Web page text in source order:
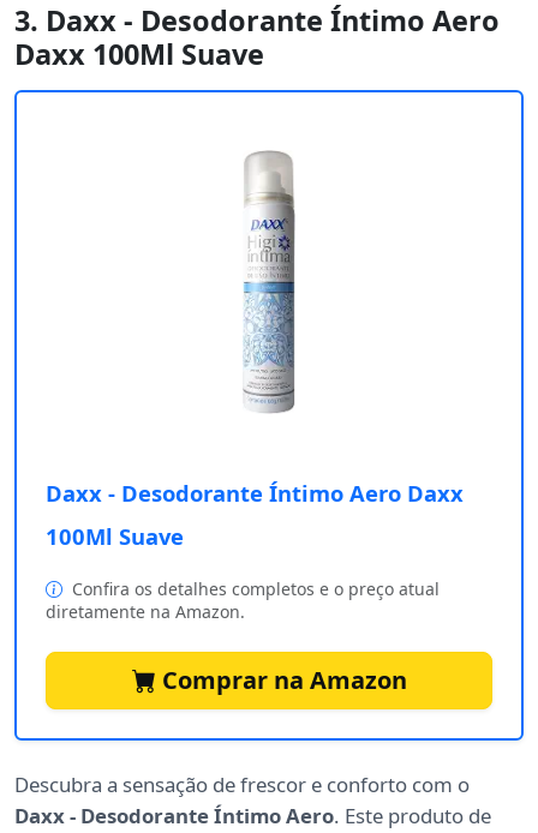
3. Daxx - Desodorante Íntimo Aero
Daxx 100Ml Suave
Daxx - Desodorante Íntimo Aero Daxx
100Ml Suave
Confira os detalhes completos e o preço atual
diretamente na Amazon.
Comprar na Amazon
Descubra a sensação de frescor e conforto com o
Daxx - Desodorante Íntimo Aero. Este produto de